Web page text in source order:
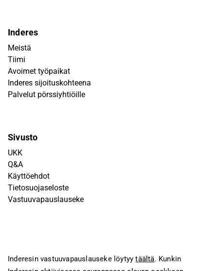
Inderes
Meistä
Tiimi
Avoimet työpaikat
Inderes sijoituskohteena
Palvelut pörssiyhtiöille
Sivusto
UKK
Q&A
Käyttöehdot
Tietosuojaseloste
Vastuuvapauslauseke
Inderesin vastuuvapauslauseke löytyytäältä. Kunkin